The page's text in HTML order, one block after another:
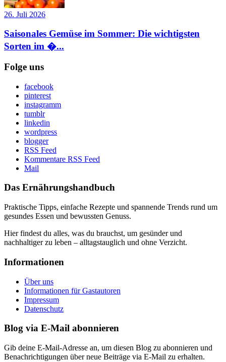
26. Juli 2026
Saisonales Gemüse im Sommer: Die wichtigsten
Sorten im �...
Folge uns
facebook
pinterest
instagramm
tumblr
linkedin
wordpress
blogger
RSS Feed
Kommentare RSS Feed
Mail
Das Ernährungshandbuch
Praktische Tipps, einfache Rezepte und spannende Trends rund um
gesundes Essen und bewussten Genuss.
Hier findest du alles, was du brauchst, um gesünder und
nachhaltiger zu leben – alltagstauglich und ohne Verzicht.
Informationen
Über uns
Informationen für Gastautoren
Impressum
Datenschutz
Blog via E-Mail abonnieren
Gib deine E-Mail-Adresse an, um diesen Blog zu abonnieren und
Benachrichtigungen über neue Beiträge via E-Mail zu erhalten.